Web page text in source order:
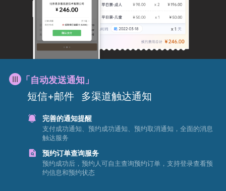
「自动发送通知」
短信+邮件 多渠道触达通知
完善的通知提醒
支付成功通知、预约成功通知、预约取消通知，全面的消息
触达服务
预约订单查询服务
预约成功后，预约人可自主查询预约订单，支持登录查看预
约信息和预约状态